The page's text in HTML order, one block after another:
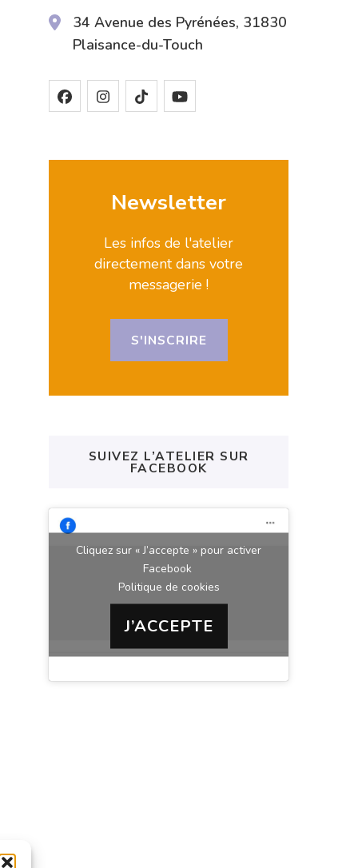
34 Avenue des Pyrénées, 31830
Plaisance-du-Touch
Newsletter
Les infos de l'atelier
directement dans votre
messagerie !
S'INSCRIRE
SUIVEZ L’ATELIER SUR
FACEBOOK
Cliquez sur « J’accepte » pour activer
Facebook
Politique de cookies
J’ACCEPTE